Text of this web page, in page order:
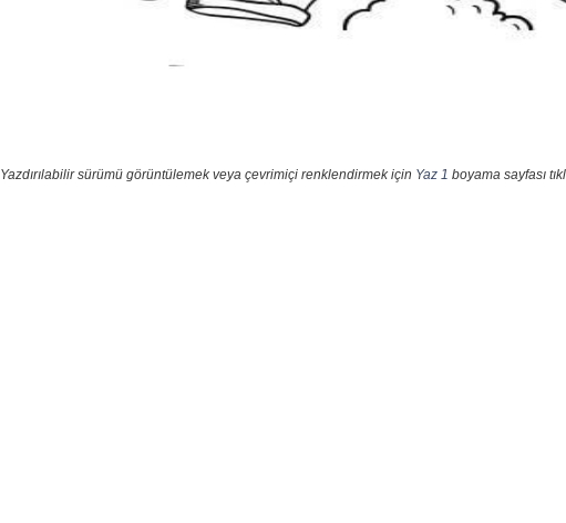
Yazdırılabilir sürümü görüntülemek veya çevrimiçi renklendirmek için Yaz 1 boyama sayfası